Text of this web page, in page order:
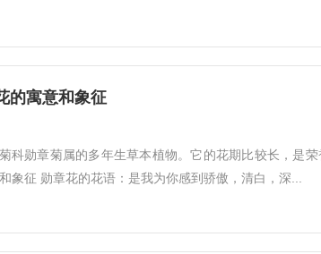
的寓意和象征
科勋章菊属的多年生草本植物。它的花期比较长，是荣
象征 勋章花的花语：是我为你感到骄傲，清白，深...